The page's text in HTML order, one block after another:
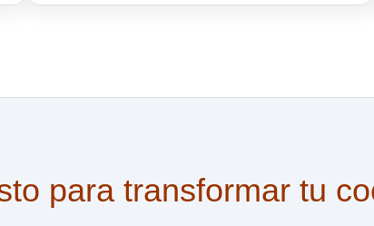
para transformar tu